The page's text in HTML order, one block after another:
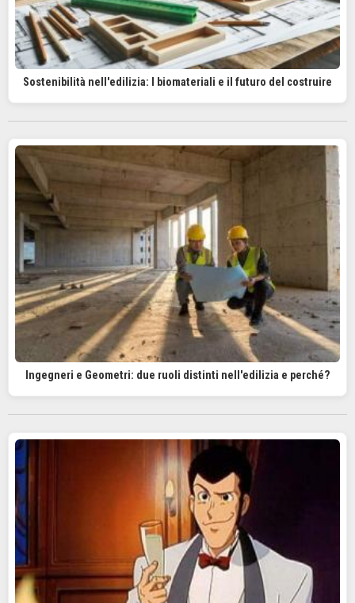
Sostenibilità nell'edilizia: I biomateriali e il futuro del costruire
Ingegneri e Geometri: due ruoli distinti nell'edilizia e perché?